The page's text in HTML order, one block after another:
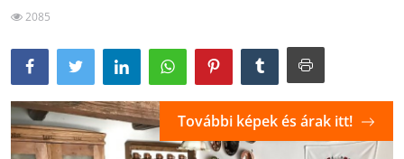
2085
További képek és árak itt!